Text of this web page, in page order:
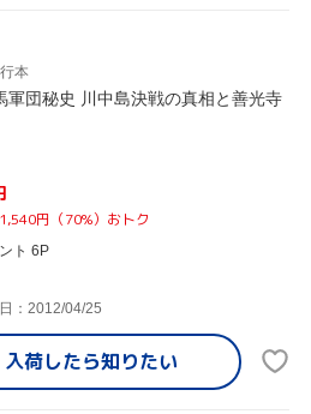
本
軍団秘史 川中島決戦の真相と善光寺
円（70%）おトク
ト 6P
：2012/04/25
入荷したら知りたい